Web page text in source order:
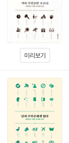
미리보기